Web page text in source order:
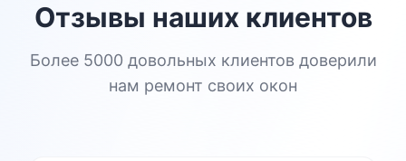
Отзывы наших клиентов
Более 5000 довольных клиентов доверили
нам ремонт своих окон